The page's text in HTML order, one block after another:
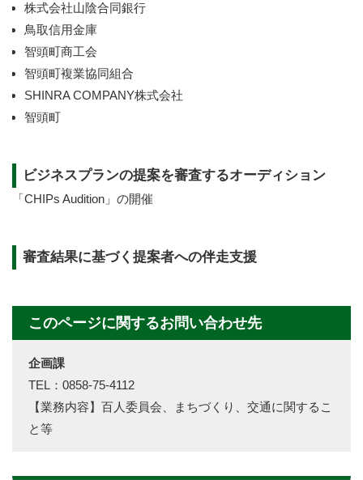
株式会社山陰合同銀行
鳥取信用金庫
智頭町商工会
智頭町複業協同組合
SHINRA COMPANY株式会社
智頭町
ビジネスプランの提案を審査するオーディション
「CHIPs Audition」の開催
審査結果に基づく提案者への伴走支援
このページに関するお問い合わせ先
企画課
TEL：0858-75-4112
【業務内容】百人委員会、まちづくり、交通に関するこ
と等